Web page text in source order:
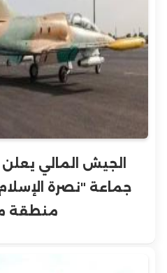
الجيش المالي
جماعة "نصرة
منطقة